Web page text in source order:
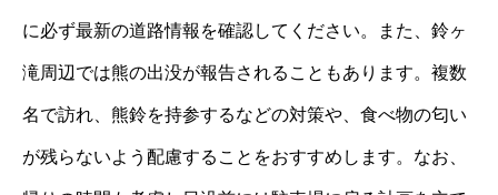
に必ず最新の道路情報を確認してください。また、鈴ヶ
滝周辺では熊の出没が報告されることもあります。複数
名で訪れ、熊鈴を持参するなどの対策や、食べ物の匂い
が残らないよう配慮することをおすすめします。なお、